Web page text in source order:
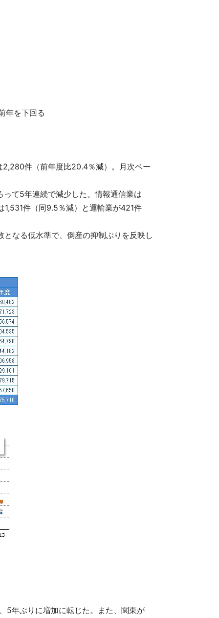
年を下回る
件（前年度比20.4％減）。月次ベー
て5年連続で減少した。情報通信業は
件（同9.5％減）と運輸業が421件
なる低水準で、倒産の抑制ぶりを反映し
5年ぶりに増加に転じた。また、関東が